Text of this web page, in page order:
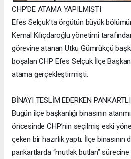
CHP’DE ATAMA YAPILMIŞTI
Efes Selçuk’ta örgütün büyük
Kemal Kılıçdaroğlu yönetimi
görevine atanan Utku Gümrükçü
boşalan CHP Efes Selçuk İlçe
atama gerçekleştirmişti.
BİNAYI TESLİM EDERKEN
Bugün ilçe başkanlığı binasının
öncesinde CHP’nin seçilmiş eski
çeken bir hazırlık yaptı. İlçe binasının
pankartlarda “mutlak butlan”